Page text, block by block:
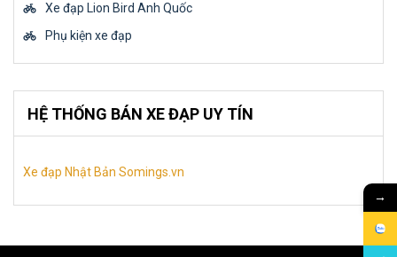
Xe đạp Lion Bird Anh Quốc
Phụ kiện xe đạp
HỆ THỐNG BÁN XE ĐẠP UY TÍN
Xe đạp Nhật Bản Somings.vn
→